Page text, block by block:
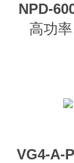
NPD-
高功
VG4-A-